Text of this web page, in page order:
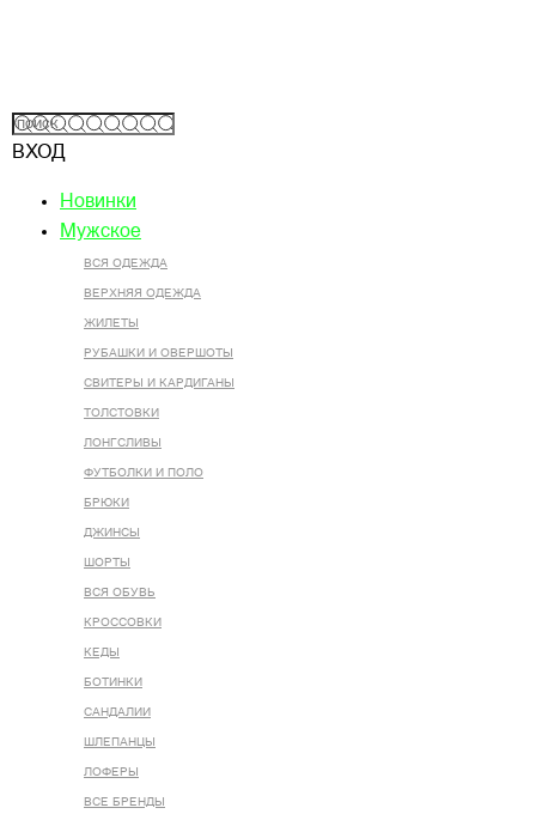
ВХОД
Новинки
Мужское
ВСЯ ОДЕЖДА
ВЕРХНЯЯ ОДЕЖДА
ЖИЛЕТЫ
РУБАШКИ И ОВЕРШОТЫ
СВИТЕРЫ И КАРДИГАНЫ
ТОЛСТОВКИ
ЛОНГСЛИВЫ
ФУТБОЛКИ И ПОЛО
БРЮКИ
ДЖИНСЫ
ШОРТЫ
ВСЯ ОБУВЬ
КРОССОВКИ
КЕДЫ
БОТИНКИ
САНДАЛИИ
ШЛЕПАНЦЫ
ЛОФЕРЫ
ВСЕ БРЕНДЫ